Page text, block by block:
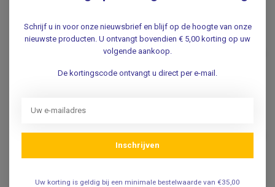
3B SCIENTIFIC
3B Scientific Anatomie
Poster Hand & Pols -
3B SCIENTIFIC
Poster Voet & Enkel -
Engels/Latijn
.
€14,95
Schrijf u in voor onze nieuwsbrief en blijf op de hoogte van onze
nieuwste producten. U ontvangt bovendien € 5,00 korting op uw
volgende aankoop.
De kortingscode ontvangt u direct per e-mail.
Inschrijven
Uw korting is geldig bij een minimale bestelwaarde van €35,00